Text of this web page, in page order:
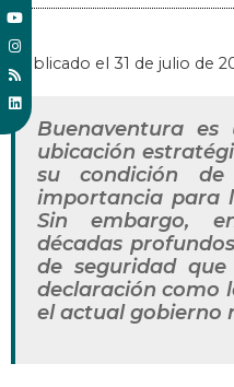
Publicado el 31 de julio de
Buenaventura
ubicación
su condición
importancia para
Sin embargo,
décadas
de seguridad
declaración como
el actual gobierno